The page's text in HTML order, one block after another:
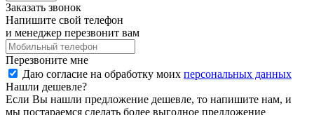
Заказать звонок
Напишите свой телефон
и менеджер перезвонит вам
Перезвоните мне
Даю согласие на обработку моих персональных данных
Нашли дешевле?
Если Вы нашли предложение дешевле, то напишите нам, и
мы постараемся сделать более выгодное предложение